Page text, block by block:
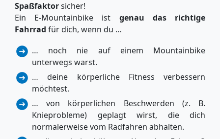
Spaßfaktorsicher!
Ein E-Mountainbike ist genau das richtige
Fahrrad für dich, wenn du …
… noch nie auf einem Mountainbike
unterwegs warst.
… deine körperliche Fitness verbessern
möchtest.
… von körperlichen Beschwerden (z. B.
Knieprobleme) geplagt wirst, die dich
normalerweise vom Radfahren abhalten.